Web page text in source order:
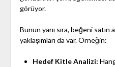
görüyor.
Bunun yanı sıra, beğeni satın
yaklaşımları da var. Örneğin:
Hedef Kitle Analizi: